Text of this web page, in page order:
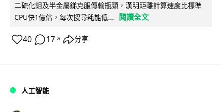
二硫化鉬及半金屬銻克服傳輸瓶頸，漢明距離計算速度比標準
CPU快1億倍，每次搜尋耗能低...
閱讀全文
40 17 ↗ 分享
人工智能